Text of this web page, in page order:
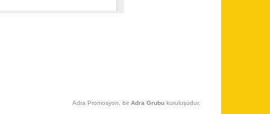
Adra Promosyon, bir Adra Grubukuruluşudur.